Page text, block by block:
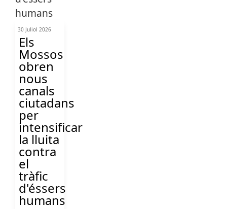
30 Juliol 2026
Els
Mossos
obren
nous
canals
ciutadans
per
intensificar
la lluita
contra
el
tràfic
d'éssers
humans